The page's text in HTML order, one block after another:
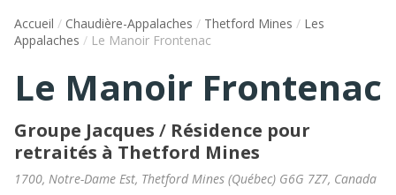
Accueil / Chaudière-Appalaches / Thetford Mines / Les
Appalaches / Le Manoir Frontenac
Le Manoir Frontenac
Groupe Jacques / Résidence pour
retraités à Thetford Mines
1700, Notre-Dame Est, Thetford Mines (Québec) G6G 7Z7, Canada